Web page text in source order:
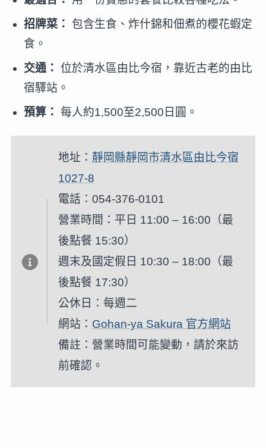
招牌菜：
包含生食、炸什錦和佃煮的櫻花蝦定
食。
交通： 位於清水區由比今宿，靠近古老的由比
宿驛站。
預算： 每人約1,500至2,500日圓。
地址： 靜岡縣靜岡市清水區由比今宿
1027-8
電話：054-376-0101
營業時間：平日 11:00 – 16:00（最
後點餐 15:30）
週末及國定假日 10:30 – 18:00（最
後點餐 17:30）
公休日：每週二
網站： Gohan-ya Sakura 官方網站
備註：營業時間可能變動，請於來訪
前確認。